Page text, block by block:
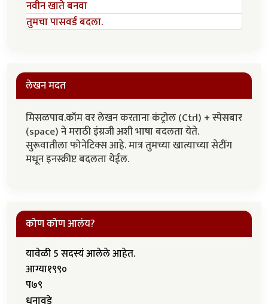
नवीन खाते बनवा
तुमचा पासवर्ड बदला.
लेखन मदत
मिसळपाव.कॉम वर लेखन करताना कंट्रोल (Ctrl) + स्पेसबार
(space) ने मराठी इंग्रजी अशी भाषा बदलता येते.
सुरूवातीला फोनेटिक्स आहे. मात्र तुमच्या खात्याच्या सेटींग
मधून इनस्क्रीप्ट बदलता येईल.
कोण कोण आलंय?
यावेळी 5 सदस्यं आलेले आहेत.
आग्या१९९०
प७९